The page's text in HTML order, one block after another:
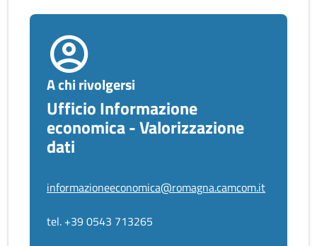
A chi rivolgersi
Ufficio Informazione
economica - Valorizzazione
dati
informazioneeconomica@romagna.camcom.it
tel. +39 0543 713265